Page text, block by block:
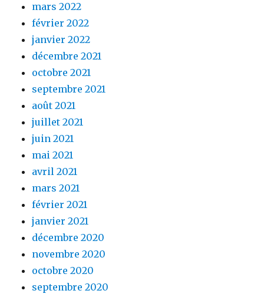
mars 2022
février 2022
janvier 2022
décembre 2021
octobre 2021
septembre 2021
août 2021
juillet 2021
juin 2021
mai 2021
avril 2021
mars 2021
février 2021
janvier 2021
décembre 2020
novembre 2020
octobre 2020
septembre 2020